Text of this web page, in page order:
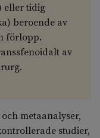
eller tidig
beroende av
förlopp.
av
metaanalyser,
studier,